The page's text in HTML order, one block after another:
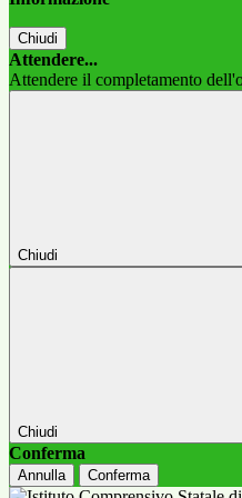
Chiudi
Attendere...
Attendere il completamento
Chiudi
Chiudi
Conferma
Annulla Conferma